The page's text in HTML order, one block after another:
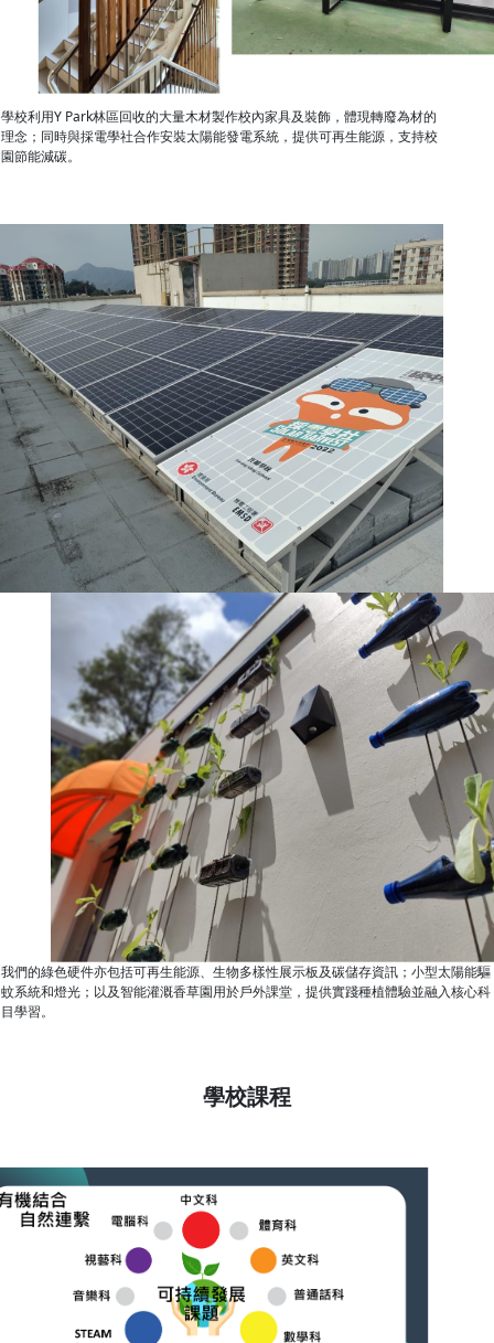
學校利用Y Park林區回收的大量木材製作校內家具及裝飾，體現轉廢為材的
理念；同時與採電學社合作安裝太陽能發電系統，提供可再生能源，支持校
園節能減碳。
我們的綠色硬件亦包括可再生能源、生物多樣性展示板及碳儲存資訊；小型太陽能驅
蚊系統和燈光；以及智能灌溉香草園用於戶外課堂，提供實踐種植體驗並融入核心科
目學習。
學校課程